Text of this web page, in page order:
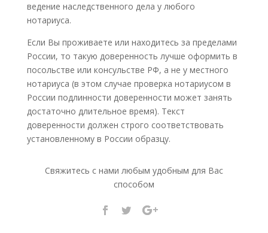
ведение наследственного дела у любого
нотариуса.
Если Вы проживаете или находитесь за пределами
России, то такую доверенность лучше оформить в
посольстве или консульстве РФ, а не у местного
нотариуса (в этом случае проверка нотариусом в
России подлинности доверенности может занять
достаточно длительное время). Текст
доверенности должен строго соответствовать
установленному в России образцу.
Свяжитесь с нами любым удобным для Вас
способом